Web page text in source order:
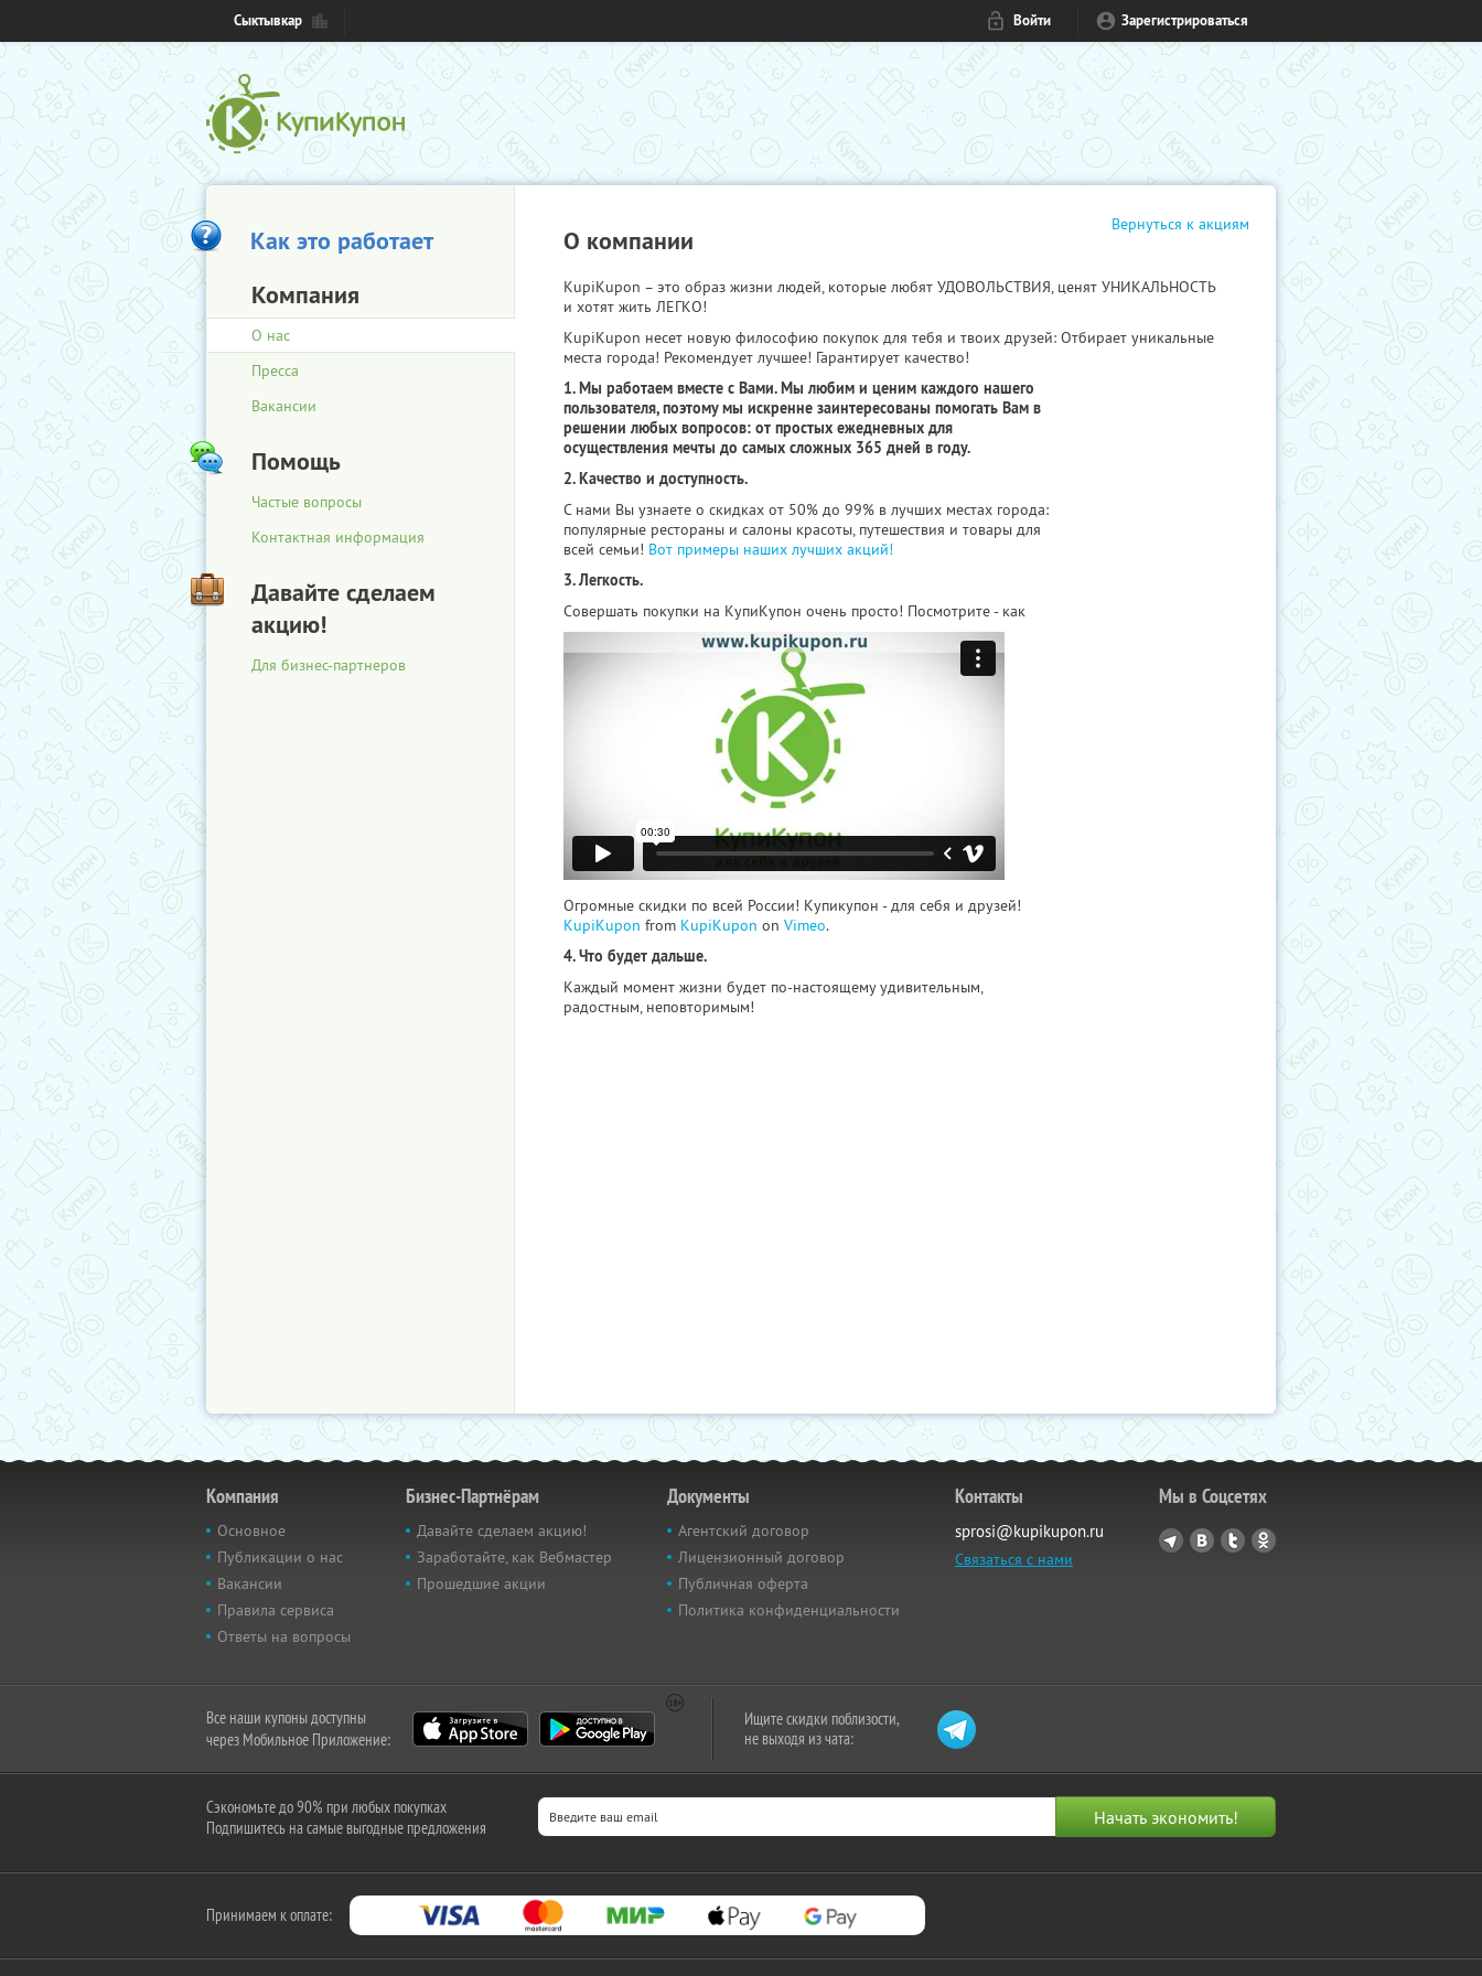
Сыктывкар Войти Зарегистрироваться
Как это работает
Компания
О нас
Пресса
Вакансии
Помощь
Частые вопросы
Контактная информация
Давайте сделаем
акцию!
Для бизнес-партнеров
Вернуться к акциям
О компании
KupiKupon – это образ жизни людей, которые любят УДОВОЛЬСТВИЯ, ценят УНИКАЛЬНОСТЬ
и хотят жить ЛЕГКО!
KupiKupon несет новую философию покупок для тебя и твоих друзей: Отбирает уникальные
места города! Рекомендует лучшее! Гарантирует качество!
1. Мы работаем вместе с Вами. Мы любим и ценим каждого нашего
пользователя, поэтому мы искренне заинтересованы помогать Вам в
решении любых вопросов: от простых ежедневных для
осуществления мечты до самых сложных 365 дней в году.
2. Качество и доступность.
С нами Вы узнаете о скидках от 50% до 99% в лучших местах города:
популярные рестораны и салоны красоты, путешествия и товары для
всей семьи! Вот примеры наших лучших акций!
3. Легкость.
Совершать покупки на КупиКупон очень просто! Посмотрите - как
Огромные скидки по всей России! Купикупон - для себя и друзей!
KupiKupon from KupiKupon on Vimeo.
4. Что будет дальше.
Каждый момент жизни будет по-настоящему удивительным,
радостным, неповторимым!
Компания
Основное
Публикации о нас
Вакансии
Правила сервиса
Ответы на вопросы
Бизнес-Партнёрам
Давайте сделаем акцию!
Заработайте, как Вебмастер
Прошедшие акции
Документы
Агентский договор
Лицензионный договор
Публичная оферта
Политика конфиденциальности
Контакты
sprosi@kupikupon.ru
Связаться с нами
Мы в Соцсетях
Все наши купоны доступны
через Мобильное Приложение:
Ищите скидки поблизости,
не выходя из чата:
Сэкономьте до 90% при любых покупках
Подпишитесь на самые выгодные предложения
Принимаем к оплате: